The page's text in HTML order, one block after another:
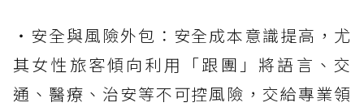
・安全與風險外包：安全成本意識提高，尤
其女性旅客傾向利用「跟團」將語言、交
通、醫療、治安等不可控風險，交給專業領